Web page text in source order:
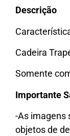
Descrição
Cadeira
Somente
Importante
-As imagens
objetos de